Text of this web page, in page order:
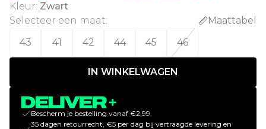
Kleur: Zwart
Selecteer een maat:
Maattabel
43
41 42 44 45 46
IN WINKELWAGEN
Bescherm je bestelling vanaf €2,99.
35 dagen retourrecht, €5 per dag bij vertraagde levering en